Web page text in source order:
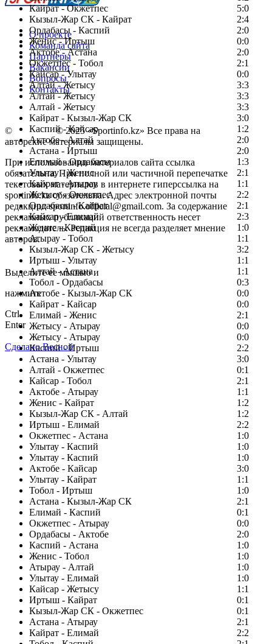
Кайрат - Окжетпес
5:0
Кызыл-Жар СК - Кайрат
2:4
Ордабасы - Каспий
2:0
Женис - Иртыш
0:0
Актобе - Астана
2:0
Окжетпес - Тобол
2:1
Кайсар - Улытау
0:0
Алтай - Жетысу
3:3
Алтай - Жетысу
3:3
Алтай - Жетысу
3:3
Кайрат - Кызыл-Жар СК
3:0
Каспий - Кайсар
1:2
Актобе - Алтай
2:0
Астана - Иртыш
2:0
Елимай - Ордабасы
1:3
Улытау - Женис
2:1
Кайрат - Атырау
1:1
Жетысу - Окжетпес
2:2
Ордабасы - Кайрат
2:1
Кайсар - Елимай
2:3
Женис - Каспий
1:0
Атырау - Тобол
1:1
Кызыл-Жар СК - Жетысу
3:2
Иртыш - Улытау
1:1
Алтай - Астана
1:1
Тобол - Ордабасы
0:3
Актобе - Кызыл-Жар СК
0:0
Кайрат - Кайсар
0:0
Елимай - Женис
2:1
Жетысу - Атырау
0:0
Жетысу - Атырау
0:0
Каспий - Иртыш
2:2
Астана - Улытау
3:0
Алтай - Окжетпес
0:1
Кайсар - Тобол
2:1
Актобе - Атырау
1:1
Женис - Кайрат
1:2
Кызыл-Жар СК - Алтай
1:2
Иртыш - Елимай
2:2
Окжетпес - Астана
1:0
Улытау - Каспий
1:0
Улытау - Каспий
1:0
Актобе - Кайсар
3:0
Улытау - Кайрат
1:1
Тобол - Иртыш
1:0
Астана - Кызыл-Жар СК
2:1
Елимай - Каспий
0:1
Окжетпес - Атырау
0:0
Ордабасы - Актобе
2:0
Каспий - Астана
1:0
Женис - Тобол
1:0
Атырау - Алтай
1:0
Улытау - Елимай
1:0
Кайсар - Жетысу
1:1
Иртыш - Кайрат
0:1
Кызыл-Жар СК - Окжетпес
0:1
Астана - Атырау
2:1
Кайрат - Елимай
2:2
О проекте
Команда сайта
Партнеры
Вакансии
Вопросы
Контакты
© Copyright© 2025 «Sportinfo.kz» Все права на
авторские материалы защищены.
При использовании материалов сайта ссылка
обязательна. При полной или частичной перепечатке
текстовых материалов в интернете гиперссылка на
sportinfo.kz обязательна. Адрес электронной почты
редакции: sportinfo.official@gmail.com. За содержание
рекламных публикаций ответственность несет
рекламодатель. Редакция не всегда разделяет мнение
авторов.
Заметили ошибку в тексте?
Выделите ее мышью и
нажмите
Ctrl
Enter
Сделано Весной